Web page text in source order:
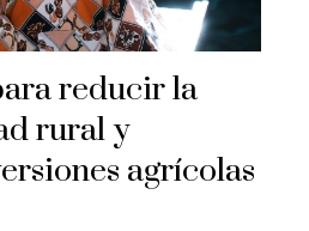
reducir la
rural y
agrícolas